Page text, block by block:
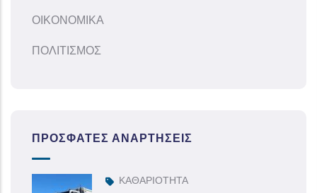
ΟΙΚΟΝΟΜΙΚΑ
ΠΟΛΙΤΙΣΜΟΣ
ΠΡΌΣΦΑΤΕΣ ΑΝΑΡΤΉΣΕΙΣ
ΚΑΘΑΡΙΟΤΗΤΑ